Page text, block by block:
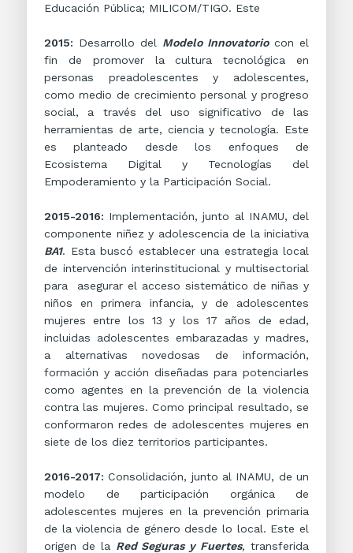
Educación Pública; MILICOM/TIGO. Este
2015: Desarrollo del Modelo Innovatoriocon el
fin de promover la cultura tecnológica en
personas preadolescentes y adolescentes,
como medio de crecimiento personal y progreso
social, a través del uso significativo de las
herramientas de arte, ciencia y tecnología. Este
es planteado desde los enfoques de
Ecosistema Digital y Tecnologías del
Empoderamiento y la Participación Social.
2015-2016: Implementación, junto al INAMU, del
componente niñez y adolescencia de la iniciativa
BA1. Esta buscó establecer una estrategia local
de intervención interinstitucional y multisectorial
para asegurar el acceso sistemático de niñas y
niños en primera infancia, y de adolescentes
mujeres entre los 13 y los 17 años de edad,
incluidas adolescentes embarazadas y madres,
a alternativas novedosas de información,
formación y acción diseñadas para potenciarles
como agentes en la prevención de la violencia
contra las mujeres. Como principal resultado, se
conformaron redes de adolescentes mujeres en
siete de los diez territorios participantes.
2016-2017: Consolidación, junto al INAMU, de un
modelo de participación orgánica de
adolescentes mujeres en la prevención primaria
de la violencia de género desde lo local. Este el
origen de la Red Seguras y Fuertes,transferida